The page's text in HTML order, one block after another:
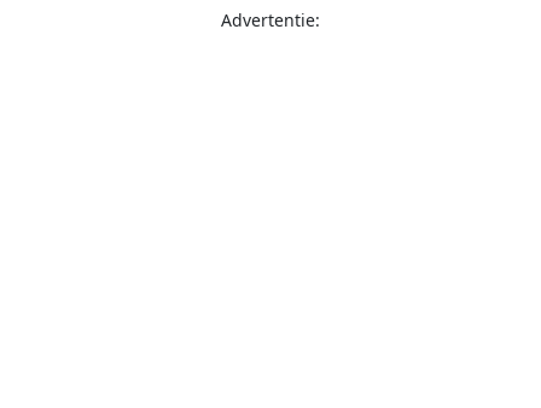
Advertentie: